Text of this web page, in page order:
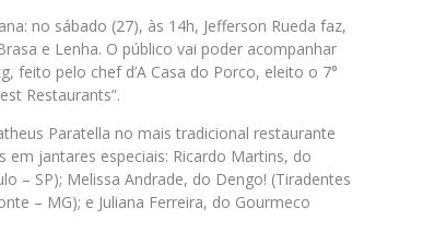
no sábado (27), às 14h, Jefferson Rueda faz,
e Lenha. O público vai poder acompanhar
feito pelo chef d’A Casa do Porco, eleito o 7°
Restaurants”.
Paratella no mais tradicional restaurante
jantares especiais: Ricardo Martins, do
– SP); Melissa Andrade, do Dengo! (Tiradentes
– MG); e Juliana Ferreira, do Gourmeco